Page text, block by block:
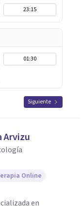
23:15
01:30
Siguiente
Arvizu
Online
en